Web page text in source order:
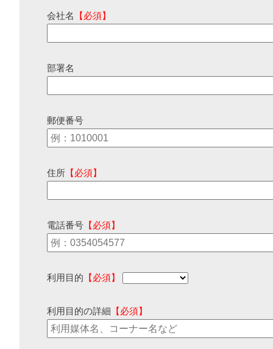
会社名 【必須】
部署名
郵便番号
住所 【必須】
電話番号 【必須】
利用目的 【必須】
利用目的の詳細 【必須】